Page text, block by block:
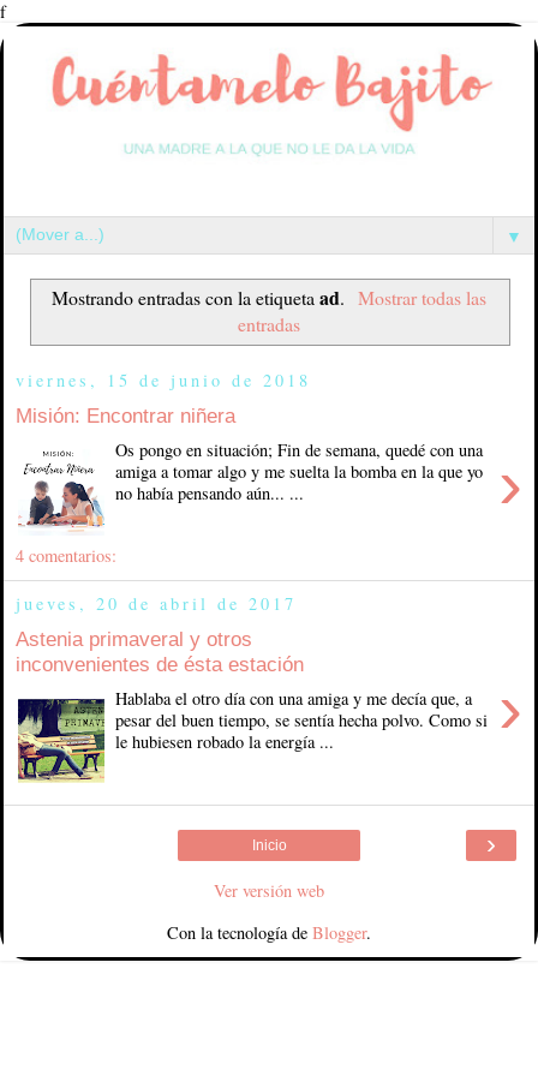
f
▼
Mostrando entradas con la etiquetaad. Mostrar todas las
entradas
viernes, 15 de junio de 2018
Misión: Encontrar niñera
›
Os pongo en situación; Fin de semana, quedé con una
amiga a tomar algo y me suelta la bomba en la que yo
no había pensando aún... ...
4 comentarios:
jueves, 20 de abril de 2017
Astenia primaveral y otros
inconvenientes de ésta estación
›
Hablaba el otro día con una amiga y me decía que, a
pesar del buen tiempo, se sentía hecha polvo. Como si
le hubiesen robado la energía ...
›
Inicio
Ver versión web
Con la tecnología de Blogger.